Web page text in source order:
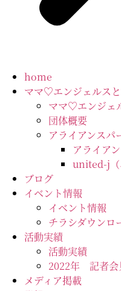
home
ママ♡エンジェルス
ママ♡エンジェ
団体概要
アライアンスパ
アライア
united-j（
ブログ
イベント情報
イベント情報
チラシダウンロ
活動実績
活動実績
2022年 記者
メディア掲載